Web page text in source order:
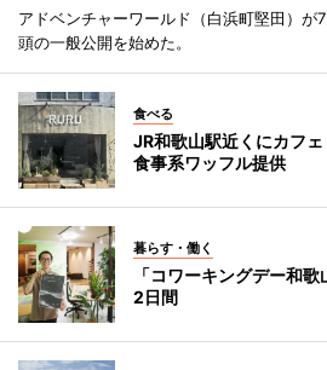
アドベンチャーワールド（白浜町堅田）が
頭の一般公開を始めた。
食べる
JR和歌山駅近くにカフ
食事系ワッフル提供
暮らす・働く
「コワーキングデー和
2日間